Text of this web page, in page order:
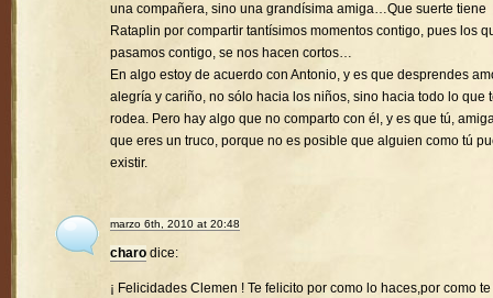
una compañera, sino una grandísima amiga…Que suerte tiene
Rataplin por compartir tantísimos momentos contigo, pues los
pasamos contigo, se nos hacen cortos…
En algo estoy de acuerdo con Antonio, y es que desprendes
alegría y cariño, no sólo hacia los niños, sino hacia todo lo que
rodea. Pero hay algo que no comparto con él, y es que tú,
que eres un truco, porque no es posible que alguien como tú
existir.
marzo 6th, 2010 at 20:48
charo dice:
¡ Felicidades Clemen ! Te felicito por como lo haces,por como